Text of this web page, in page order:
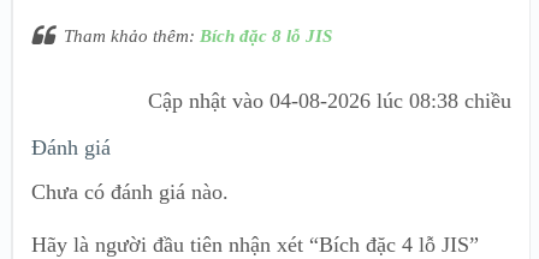
Tham khảo thêm: Bích đặc 8 lỗ JIS
Cập nhật vào 04-08-2026 lúc 08:38 chiều
Đánh giá
Chưa có đánh giá nào.
Hãy là người đầu tiên nhận xét “Bích đặc 4 lỗ JIS”